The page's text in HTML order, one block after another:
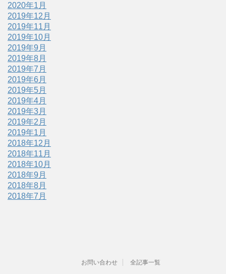
2020年1月
2019年12月
2019年11月
2019年10月
2019年9月
2019年8月
2019年7月
2019年6月
2019年5月
2019年4月
2019年3月
2019年2月
2019年1月
2018年12月
2018年11月
2018年10月
2018年9月
2018年8月
2018年7月
お問い合わせ 全記事一覧